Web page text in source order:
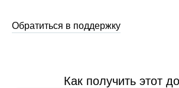
Обратиться в поддержку
Как получить этот